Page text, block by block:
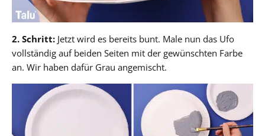
2. Schritt: Jetzt wird es bereits bunt. Male nun das Ufo
vollständig auf beiden Seiten mit der gewünschten Farbe
an. Wir haben dafür Grau angemischt.